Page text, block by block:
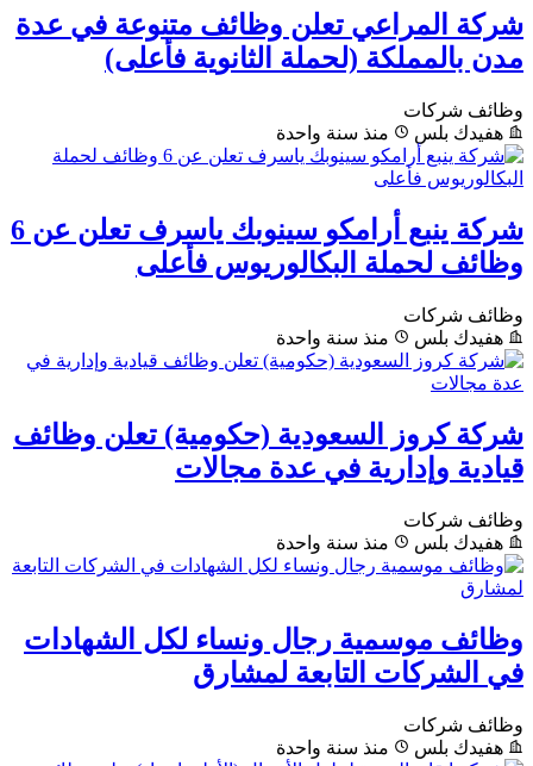
شركة المراعي تعلن وظائف متنوعة في عدة
مدن بالمملكة (لحملة الثانوية فأعلى)
وظائف شركات
هفيدك بلس
منذ سنة واحدة
شركة ينبع أرامكو سينوبك ياسرف تعلن عن 6
وظائف لحملة البكالوريوس فأعلى
وظائف شركات
هفيدك بلس
منذ سنة واحدة
شركة كروز السعودية (حكومية) تعلن وظائف
قيادية وإدارية في عدة مجالات
وظائف شركات
هفيدك بلس
منذ سنة واحدة
وظائف موسمية رجال ونساء لكل الشهادات
في الشركات التابعة لمشارق
وظائف شركات
هفيدك بلس
منذ سنة واحدة